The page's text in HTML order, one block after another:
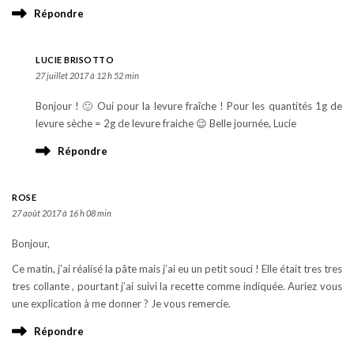
Répondre
LUCIE BRISOTTO
27 juillet 2017 à 12 h 52 min
Bonjour ! 🙂 Oui pour la levure fraîche ! Pour les quantités 1g de
levure sèche = 2g de levure fraiche 😉 Belle journée, Lucie
Répondre
ROSE
27 août 2017 à 16 h 08 min
Bonjour,
Ce matin, j’ai réalisé la pâte mais j’ai eu un petit souci ! Elle était tres tres
tres collante , pourtant j’ai suivi la recette comme indiquée. Auriez vous
une explication à me donner ? Je vous remercie.
Répondre